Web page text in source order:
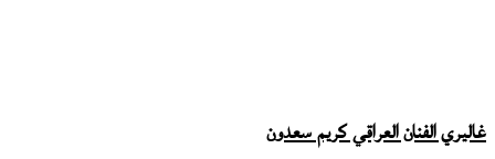
غاليري الفنان العراقي كريم سعدون